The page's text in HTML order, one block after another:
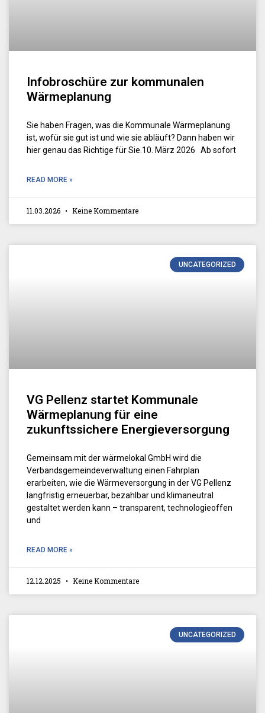
Infobroschüre zur kommunalen
Wärmeplanung
Sie haben Fragen, was die Kommunale Wärmeplanung
ist, wofür sie gut ist und wie sie abläuft? Dann haben wir
hier genau das Richtige für Sie.10. März 2026 Ab sofort
READ MORE »
11.03.2026 Keine Kommentare
UNCATEGORIZED
VG Pellenz startet Kommunale
Wärmeplanung für eine
zukunftssichere Energieversorgung
Gemeinsam mit der wärmelokal GmbH wird die
Verbandsgemeindeverwaltung einen Fahrplan
erarbeiten, wie die Wärmeversorgung in der VG Pellenz
langfristig erneuerbar, bezahlbar und klimaneutral
gestaltet werden kann – transparent, technologieoffen
und
READ MORE »
12.12.2025 Keine Kommentare
UNCATEGORIZED